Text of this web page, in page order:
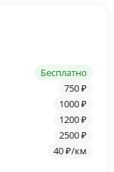
Бесплатно
750 ₽
1000 ₽
1200 ₽
2500 ₽
40 ₽/км